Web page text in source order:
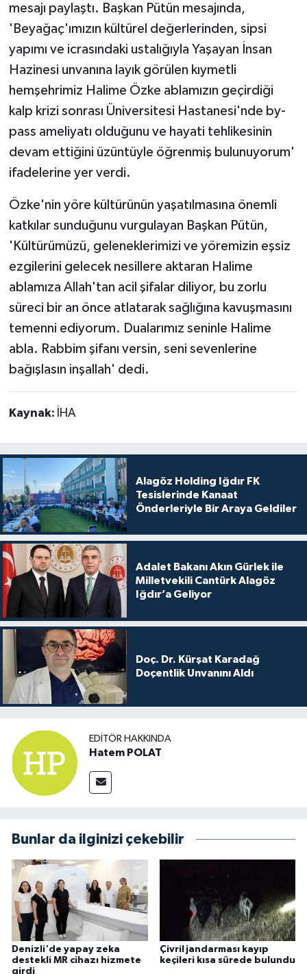
mesajı paylaştı. Başkan Pütün mesajında,
'Beyağaç'ımızın kültürel değerlerinden, sipsi
yapımı ve icrasındaki ustalığıyla Yaşayan İnsan
Hazinesi unvanına layık görülen kıymetli
hemşehrimiz Halime Özke ablamızın geçirdiği
kalp krizi sonrası Üniversitesi Hastanesi'nde by-
pass ameliyatı olduğunu ve hayati tehlikesinin
devam ettiğini üzüntüyle öğrenmiş bulunuyorum'
ifadelerine yer verdi.
Özke'nin yöre kültürünün yaşatılmasına önemli
katkılar sunduğunu vurgulayan Başkan Pütün,
'Kültürümüzü, geleneklerimizi ve yöremizin eşsiz
ezgilerini gelecek nesillere aktaran Halime
ablamıza Allah'tan acil şifalar diliyor, bu zorlu
süreci bir an önce atlatarak sağlığına kavuşmasını
temenni ediyorum. Dualarımız seninle Halime
abla. Rabbim şifanı versin, seni sevenlerine
bağışlasın inşallah' dedi.
Kaynak: İHA
Alagöz Holding Iğdır FK
Tesislerinde Kanaat
Önderleriyle Bir Araya Geldiler
Adalet Bakanı Akın Gürlek ile
Milletvekili Cantürk Alagöz
Iğdır’a Geliyor
Doç. Dr. Kürşat Karadağ
Doçentlik Unvanını Aldı
EDITÖR HAKKINDA
Hatem POLAT
Bunlar da ilginizi çekebilir
Denizli'de yapay zeka
destekli MR cihazı hizmete
girdi
Çivril jandarması kayıp
keçileri kısa sürede bulundu